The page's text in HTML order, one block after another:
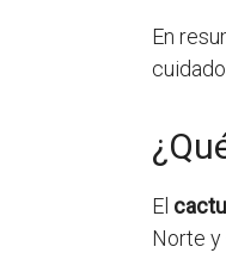
En
El
Norte y